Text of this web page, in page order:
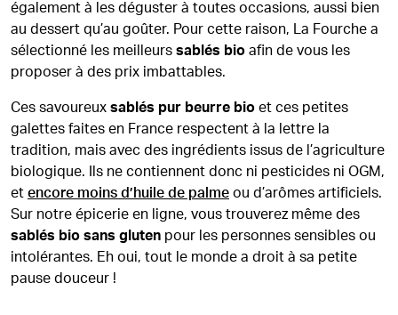
également à les déguster à toutes occasions, aussi bien
au dessert qu’au goûter. Pour cette raison, La Fourche a
sélectionné les meilleurs sablés bio afin de vous les
proposer à des prix imbattables.
Ces savoureux sablés pur beurre bio et ces petites
galettes faites en France respectent à la lettre la
tradition, mais avec des ingrédients issus de l’agriculture
biologique. Ils ne contiennent donc ni pesticides ni OGM,
et encore moins d’huile de palme ou d’arômes artificiels.
Sur notre épicerie en ligne, vous trouverez même des
sablés bio sans gluten pour les personnes sensibles ou
intolérantes. Eh oui, tout le monde a droit à sa petite
pause douceur !